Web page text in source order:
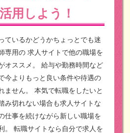
用しよう！
ているかどうかちょっとでも迷
専用の 求人サイトで他の職場を
オススメ。
給与や勤務時間など
今よりもっと良い条件や待遇の
ません。
本気で転職をしたいと
み切れない場合も求人サイトな
仕事を続けながら新しい職場を
。
転職サイトなら自分で求人を